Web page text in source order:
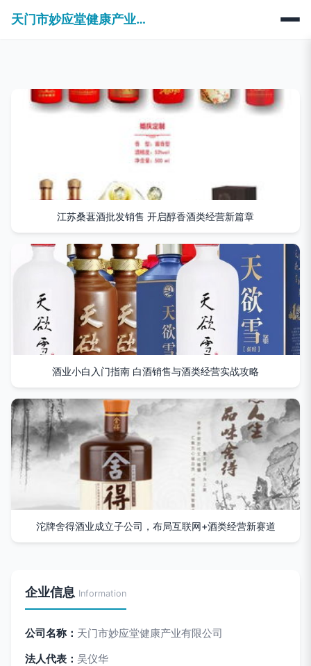
天门市妙应堂健康产业有限公司
江苏桑葚酒批发销售 开启醇香酒类经营新篇章
酒业小白入门指南 白酒销售与酒类经营实战攻略
沱牌舍得酒业成立子公司，布局互联网+酒类经营新赛道
企业信息 Information
公司名称： 天门市妙应堂健康产业有限公司
法人代表： 吴仪华